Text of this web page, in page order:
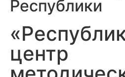
Республики
центр